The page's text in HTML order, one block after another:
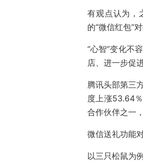
有观点认为，
的“微信红包”
“心智”变化不
店、进一步促
腾讯头部第三
度上涨53.64
合作伙伴之一
微信送礼功能
以三只松鼠为